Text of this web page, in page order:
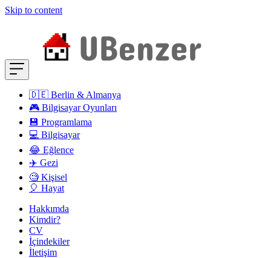
Skip to content
🇩🇪 Berlin & Almanya
🎮 Bilgisayar Oyunları
💾 Programlama
💻 Bilgisayar
😂 Eğlence
✈️ Gezi
🧐 Kişisel
🎈 Hayat
Hakkımda
Kimdir?
CV
İçindekiler
İletişim